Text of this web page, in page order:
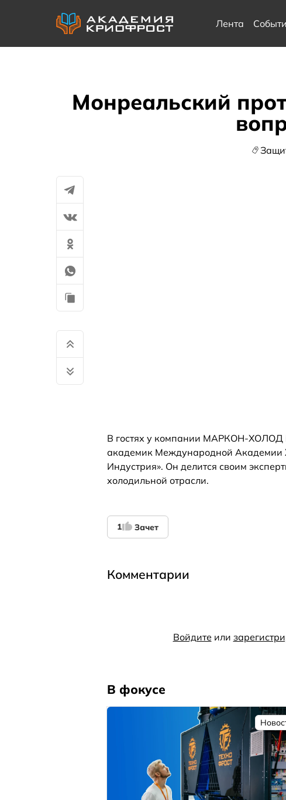
Лента
Монреальский
В гостях у компании МАРКОН-ХОЛОД
академик Международной Академии
Индустрия». Он делится своим
холодильной отрасли.
1 Зачет
Комментарии
Войдите или
В фокусе